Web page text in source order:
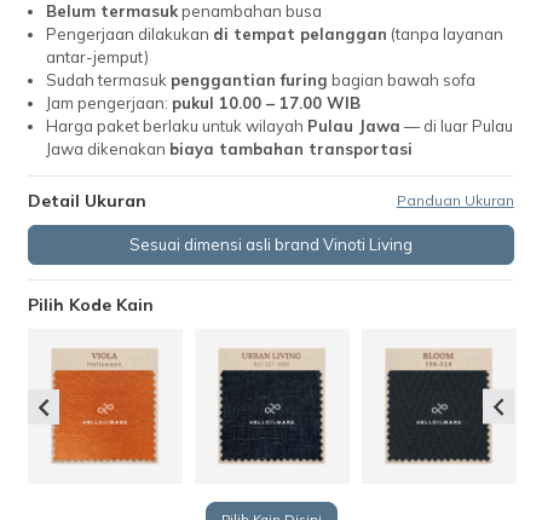
Belum termasukpenambahan busa
Pengerjaan dilakukan di tempat pelanggan (tanpa layanan
antar-jemput)
Sudah termasuk penggantian furing bagian bawah sofa
Jam pengerjaan: pukul 10.00 – 17.00 WIB
Harga paket berlaku untuk wilayah Pulau Jawa — di luar Pulau
Jawa dikenakan biaya tambahan transportasi
Detail Ukuran Panduan Ukuran
Sesuai dimensi asli brand Vinoti Living
Pilih Kode Kain